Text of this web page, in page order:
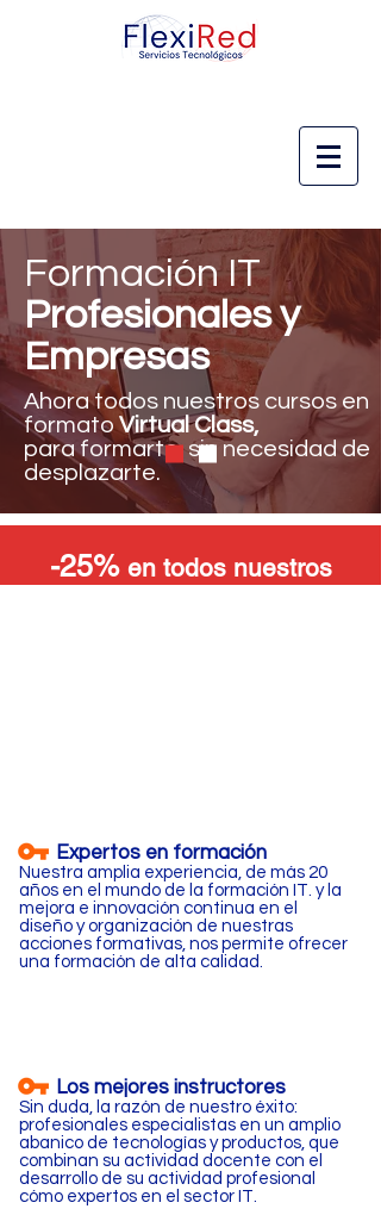
Formación IT
Profesionales y
Empresas
Ahora todos nuestros cursos en
formatoVirtual Class,
para formarte, sin necesidad de
desplazarte.
-25% en todos nuestros
Expertos en formación
Nuestra amplia experiencia, de más 20
años en el mundo de la formación IT. y la
mejora e innovación continua en el
diseño y organización de nuestras
acciones formativas, nos permite ofrecer
una formación de alta calidad.
Los mejores instructores
Sin duda, la razón de nuestro éxito:
profesionales especialistas en un amplio
abanico de tecnologías y productos, que
combinan su actividad docente con el
desarrollo de su actividad profesional
cómo expertos en el sector IT.